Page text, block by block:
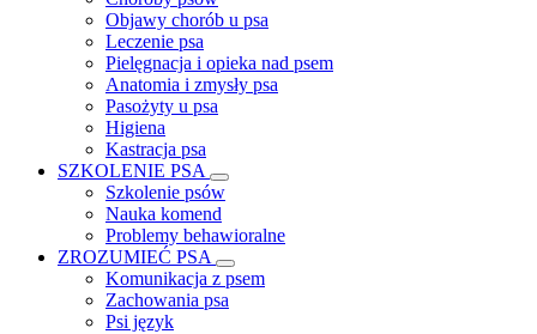
Objawy chorób u psa
Leczenie psa
Pielęgnacja i opieka nad psem
Anatomia i zmysły psa
Pasożyty u psa
Higiena
Kastracja psa
SZKOLENIE PSA
Szkolenie psów
Nauka komend
Problemy behawioralne
ZROZUMIEĆ PSA
Komunikacja z psem
Zachowania psa
Psi język